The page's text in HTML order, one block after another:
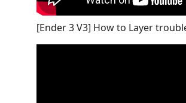
[Ender 3 V3] How to Layer